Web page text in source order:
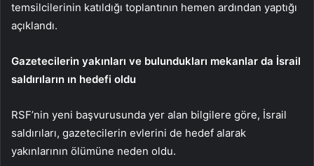
temsilcilerinin katıldığı toplantının hemen ardından yaptığı
açıklandı.
Gazetecilerin yakınları ve bulundukları mekanlar da İsrail
saldırıların ın hedefi oldu
RSF’nin yeni başvurusunda yer alan bilgilere göre, İsrail
saldırıları, gazetecilerin evlerini de hedef alarak
yakınlarının ölümüne neden oldu.